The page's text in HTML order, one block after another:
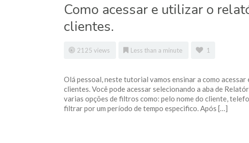
Como acessar e utilizar o
clientes.
2125 views Less than a minute 1
Olá pessoal, neste tutorial vamos ensinar a como
clientes. Você pode acessar selecionando a aba de
varias opções de filtros como: pelo nome do cliente,
filtrar por um período de tempo especifico. Após […]